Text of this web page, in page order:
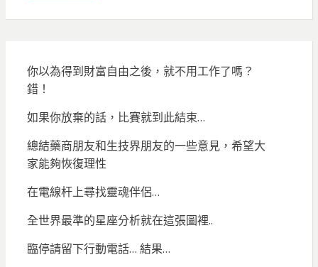
你以為得到財富自由之後，就不用工作了嗎？
錯！
如果你放棄的話，比賽就到此結束…
總結藥商朋友和生技界朋友的一些意見，希望大
家能夠恢復理性
在電線杆上尋找靈魂伴侶…
全世界最準的星座分析就在這張圖裡..
臨停請留下行動電話… 結果…